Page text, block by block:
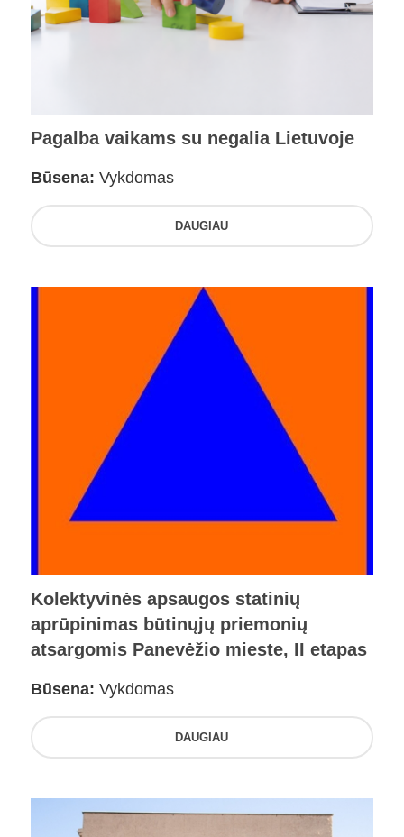
Pagalba vaikams su negalia Lietuvoje
Būsena: Vykdomas
DAUGIAU
Kolektyvinės apsaugos statinių
aprūpinimas būtinųjų priemonių
atsargomis Panevėžio mieste, II etapas
Būsena: Vykdomas
DAUGIAU